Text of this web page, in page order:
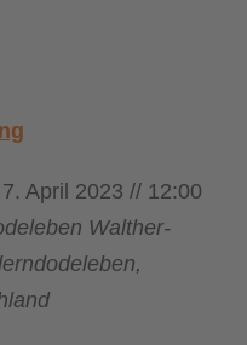
7. April 2023 // 12:00
Walther-